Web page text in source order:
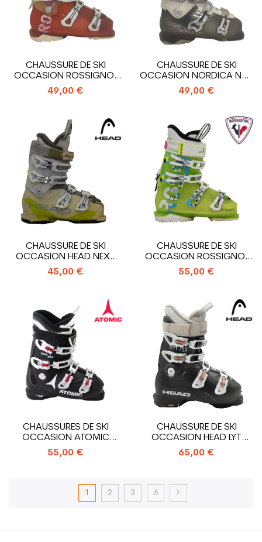
CHAUSSURE DE SKI
OCCASION ROSSIGNOL
ALLTRACK
49,00 €
CHAUSSURE DE SKI
OCCASION NORDICA NXT
N3R W
49,00 €
CHAUSSURE DE SKI
OCCASION HEAD NEXT
EDGE 75 W
45,00 €
CHAUSSURE DE SKI
OCCASION ROSSIGNOL
ALLTRACK
55,00 €
CHAUSSURES DE SKI
OCCASION ATOMIC
HAWX PLUS
55,00 €
CHAUSSURE DE SKI
OCCASION HEAD LYT
EDGE 75X
65,00 €
1 2 3 6